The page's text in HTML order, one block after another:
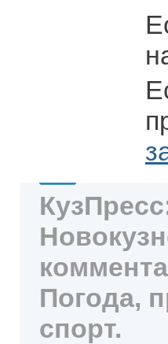
Погода,
спорт.